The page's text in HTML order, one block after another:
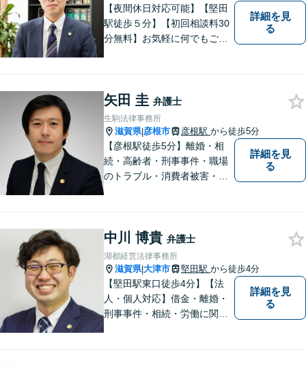
【夜間休日対応可能】【堅田
駅徒歩５分】【初回相談料30
分無料】お気軽に何でもご相
詳細を見
る
矢田 圭 弁護士
生駒法律事務所
滋賀県|彦根市 彦根駅 から徒歩5分
【彦根駅徒歩5分】離婚・相
続・高齢者・刑事事件・職場
のトラブル・消費者被害・法
詳細を見
る
中川 博貴 弁護士
湖都経営法律事務所
滋賀県|大津市 堅田駅 から徒歩4分
【堅田駅東口徒歩4分】【法
人・個人対応】借金・離婚・
刑事事件・相続・労働に関す
詳細を見
る